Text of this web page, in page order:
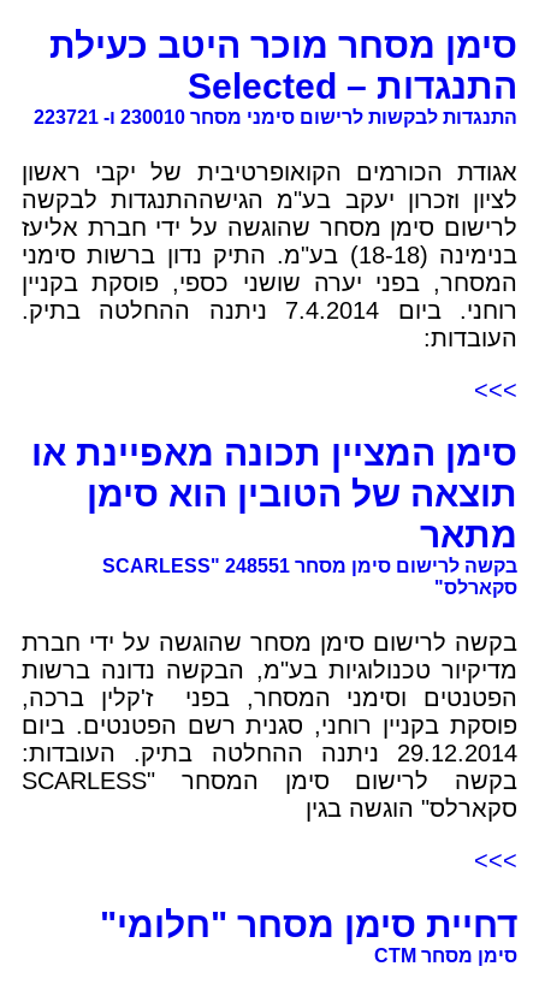
סימן מסחר מוכר היטב כעילת
התנגדות – Selected
התנגדות לבקשות לרישום סימני מסחר 230010 ו- 223721
אגודת הכורמים הקואופרטיבית של יקבי ראשון
לציון וזכרון יעקב בע"מ הגישההתנגדות לבקשה
לרישום סימן מסחר שהוגשה על ידי חברת אליעז
בנימינה (18-18) בע"מ. התיק נדון ברשות סימני
המסחר, בפני יערה שושני כספי, פוסקת בקניין
רוחני. ביום 7.4.2014 ניתנה ההחלטה בתיק.
העובדות:
>>>
סימן המציין תכונה מאפיינת או
תוצאה של הטובין הוא סימן
מתאר
בקשה לרישום סימן מסחר 248551 "SCARLESS
סקארלס"
בקשה לרישום סימן מסחר שהוגשה על ידי חברת
מדיקיור טכנולוגיות בע"מ, הבקשה נדונה ברשות
הפטנטים וסימני המסחר, בפני ז'קלין ברכה,
פוסקת בקניין רוחני, סגנית רשם הפטנטים. ביום
29.12.2014 ניתנה ההחלטה בתיק. העובדות:
בקשה לרישום סימן המסחר "SCARLESS
סקארלס" הוגשה בגין
>>>
דחיית סימן מסחר "חלומי"
סימן מסחר CTM